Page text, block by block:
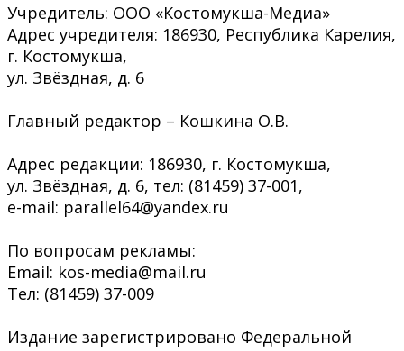
Учредитель: ООО «Костомукша-Медиа»
Адрес учредителя: 186930, Республика Карелия,
г. Костомукша,
ул. Звёздная, д. 6
Главный редактор – Кошкина О.В.
Адрес редакции: 186930, г. Костомукша,
ул. Звёздная, д. 6, тел: (81459) 37-001,
e-mail: parallel64@yandex.ru
По вопросам рекламы:
Email: kos-media@mail.ru
Тел: (81459) 37-009
Издание зарегистрировано Федеральной